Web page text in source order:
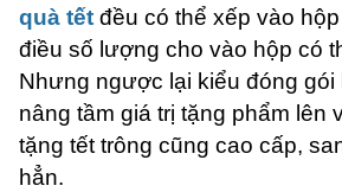
quà tết đều có thể xếp vào
điều số lượng cho vào hộp có
Nhưng ngược lại kiểu đóng gói
nâng tầm giá trị tặng phẩm lên
tặng tết trông cũng cao cấp,
hẳn.